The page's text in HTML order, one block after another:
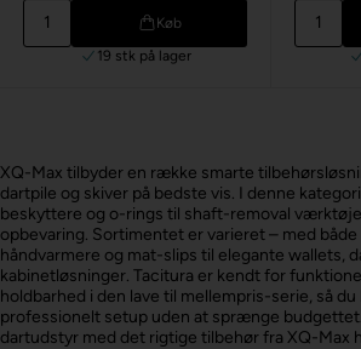
Køb
19 stk på lager
XQ-Max tilbyder en række smarte
dartpile og skiver på bedste vis. I denne
beskyttere og o-rings til shaft-removal
opbevaring. Sortimentet er varieret – med
håndvarmere og mat-slips til elegante wallets,
kabinetløsninger. Tacitura er kendt for
holdbarhed i den lave til mellempris-serie, så
professionelt setup uden at sprænge
dartudstyr med det rigtige tilbehør fra XQ-Max